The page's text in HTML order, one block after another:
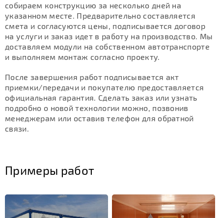
собираем конструкцию за несколько дней на
указанном месте. Предварительно составляется
смета и согласуются цены, подписывается договор
на услуги и заказ идет в работу на производство. Мы
доставляем модули на собственном автотранспорте
и выполняем монтаж согласно проекту.
После завершения работ подписывается акт
приемки/передачи и покупателю предоставляется
официальная гарантия. Сделать заказ или узнать
подробно о новой технологии можно, позвонив
менеджерам или оставив телефон для обратной
связи.
Примеры работ